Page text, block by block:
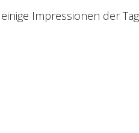
Impressionen der